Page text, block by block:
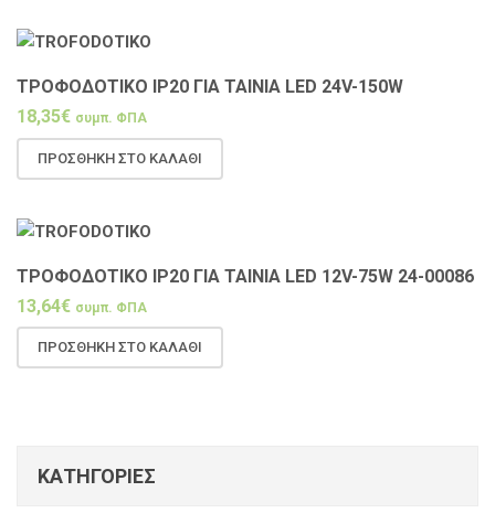
ΤΡΟΦΟΔΟΤΙΚΌ IP20 ΓΙΑ ΤΑΙΝΊΑ LED 24V-150W
18,35€ συμπ. ΦΠΑ
ΠΡΟΣΘΉΚΗ ΣΤΟ ΚΑΛΆΘΙ
ΤΡΟΦΟΔΟΤΙΚΌ IP20 ΓΙΑ ΤΑΙΝΊΑ LED 12V-75W 24-00086
13,64€ συμπ. ΦΠΑ
ΠΡΟΣΘΉΚΗ ΣΤΟ ΚΑΛΆΘΙ
ΚΑΤΗΓΟΡΊΕΣ